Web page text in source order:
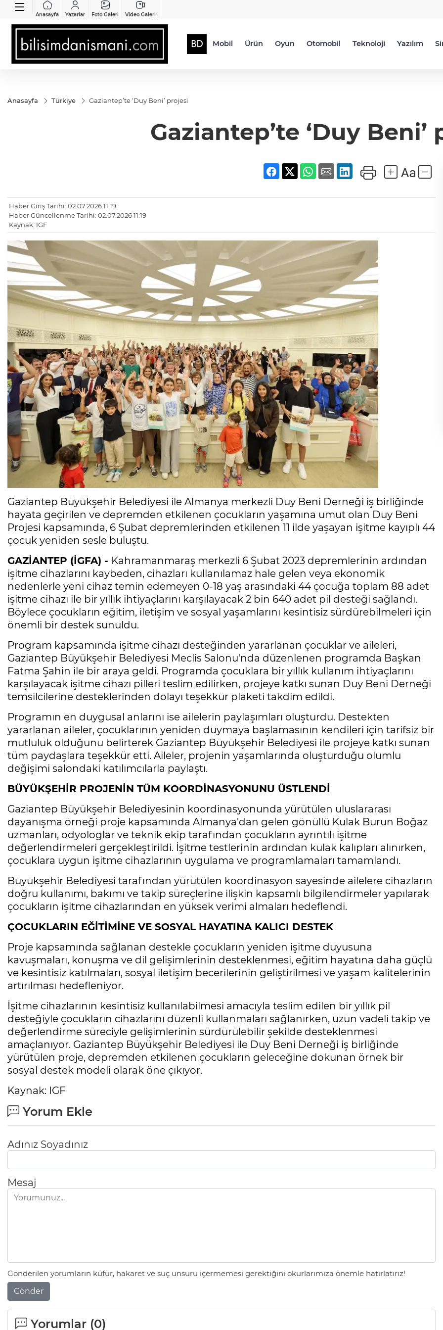
Anasayfa Yazarlar Foto Galeri Video Galeri
Mobil Ürün Oyun Otomobil Teknoloji Yazılım
Anasayfa Türkiye Gaziantep’te ‘Duy Beni’ projesi
Gaziantep’te ‘Duy Beni’
Haber Giriş Tarihi: 02.07.2026 11:19
Haber Güncellenme Tarihi: 02.07.2026 11:19
Kaynak: IGF
Gaziantep Büyükşehir Belediyesi ile Almanya merkezli Duy Beni Derneği iş birliğinde
hayata geçirilen ve depremden etkilenen çocukların yaşamına umut olan Duy Beni
Projesi kapsamında, 6 Şubat depremlerinden etkilenen 11 ilde yaşayan işitme kayıplı 44
çocuk yeniden sesle buluştu.
GAZİANTEP (İGFA) - Kahramanmaraş merkezli 6 Şubat 2023 depremlerinin ardından
işitme cihazlarını kaybeden, cihazları kullanılamaz hale gelen veya ekonomik
nedenlerle yeni cihaz temin edemeyen 0-18 yaş arasındaki 44 çocuğa toplam 88 adet
işitme cihazı ile bir yıllık ihtiyaçlarını karşılayacak 2 bin 640 adet pil desteği sağlandı.
Böylece çocukların eğitim, iletişim ve sosyal yaşamlarını kesintisiz sürdürebilmeleri için
önemli bir destek sunuldu.
Program kapsamında işitme cihazı desteğinden yararlanan çocuklar ve aileleri,
Gaziantep Büyükşehir Belediyesi Meclis Salonu'nda düzenlenen programda Başkan
Fatma Şahin ile bir araya geldi. Programda çocuklara bir yıllık kullanım ihtiyaçlarını
karşılayacak işitme cihazı pilleri teslim edilirken, projeye katkı sunan Duy Beni Derneği
temsilcilerine desteklerinden dolayı teşekkür plaketi takdim edildi.
Programın en duygusal anlarını ise ailelerin paylaşımları oluşturdu. Destekten
yararlanan aileler, çocuklarının yeniden duymaya başlamasının kendileri için tarifsiz bir
mutluluk olduğunu belirterek Gaziantep Büyükşehir Belediyesi ile projeye katkı sunan
tüm paydaşlara teşekkür etti. Aileler, projenin yaşamlarında oluşturduğu olumlu
değişimi salondaki katılımcılarla paylaştı.
BÜYÜKŞEHİR PROJENİN TÜM KOORDİNASYONUNU ÜSTLENDİ
Gaziantep Büyükşehir Belediyesinin koordinasyonunda yürütülen uluslararası
dayanışma örneği proje kapsamında Almanya'dan gelen gönüllü Kulak Burun Boğaz
uzmanları, odyologlar ve teknik ekip tarafından çocukların ayrıntılı işitme
değerlendirmeleri gerçekleştirildi. İşitme testlerinin ardından kulak kalıpları alınırken,
çocuklara uygun işitme cihazlarının uygulama ve programlamaları tamamlandı.
Büyükşehir Belediyesi tarafından yürütülen koordinasyon sayesinde ailelere cihazların
doğru kullanımı, bakımı ve takip süreçlerine ilişkin kapsamlı bilgilendirmeler yapılarak
çocukların işitme cihazlarından en yüksek verimi almaları hedeflendi.
ÇOCUKLARIN EĞİTİMİNE VE SOSYAL HAYATINA KALICI DESTEK
Proje kapsamında sağlanan destekle çocukların yeniden işitme duyusuna
kavuşmaları, konuşma ve dil gelişimlerinin desteklenmesi, eğitim hayatına daha güçlü
ve kesintisiz katılmaları, sosyal iletişim becerilerinin geliştirilmesi ve yaşam kalitelerinin
artırılması hedefleniyor.
İşitme cihazlarının kesintisiz kullanılabilmesi amacıyla teslim edilen bir yıllık pil
desteğiyle çocukların cihazlarını düzenli kullanmaları sağlanırken, uzun vadeli takip ve
değerlendirme süreciyle gelişimlerinin sürdürülebilir şekilde desteklenmesi
amaçlanıyor. Gaziantep Büyükşehir Belediyesi ile Duy Beni Derneği iş birliğinde
yürütülen proje, depremden etkilenen çocukların geleceğine dokunan örnek bir
sosyal destek modeli olarak öne çıkıyor.
Kaynak: IGF
Yorum Ekle
Adınız Soyadınız
Mesaj
Gönderilen yorumların küfür, hakaret ve suç unsuru içermemesi gerektiğini okurlarımıza önemle hatırlatırız!
Gönder
Yorumlar (0)